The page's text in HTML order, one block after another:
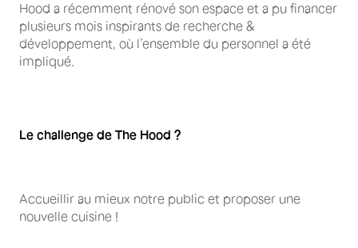
Hood a récemment rénové son espace et a pu financer
plusieurs mois inspirants de recherche &
développement, où l’ensemble du personnel a été
impliqué.
Le challenge de The Hood ?
Accueillir au mieux notre public et proposer une
nouvelle cuisine !